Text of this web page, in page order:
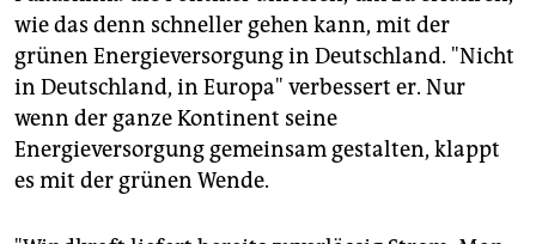
wie das denn schneller gehen kann, mit der
grünen Energieversorgung in Deutschland. "Nicht
in Deutschland, in Europa" verbessert er. Nur
wenn der ganze Kontinent seine
Energieversorgung gemeinsam gestalten, klappt
es mit der grünen Wende.